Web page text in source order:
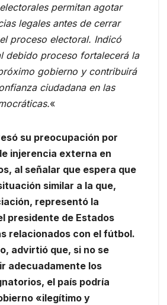
permitan agotar
legales antes de cerrar
proceso electoral. Indicó
debido proceso fortalecerá la
gobierno y contribuirá
ciudadana en las
«
su preocupación por
injerencia externa en
al señalar que espera que
similar a la que,
representó la
presidente de Estados
relacionados con el fútbol.
advirtió que, si no se
adecuadamente los
el país podría
«ilegítimo y